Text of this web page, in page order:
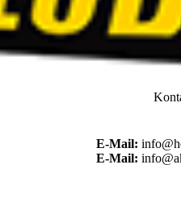
E-Mail:
E-Mail: